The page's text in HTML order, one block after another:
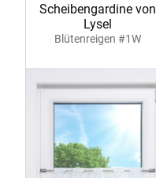
Scheibengardine von
Lysel
Blütenreigen #1W